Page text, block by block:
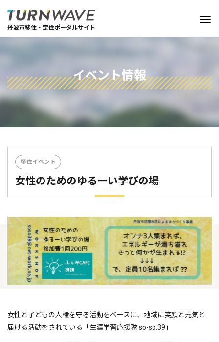
丹波市移住・定住ポータルサイト
イベント情報
移住イベント
女性のためのゆるーい学びの場
女性と子どもの人権を守る活動をベースに、地域に笑顔と元気と
届ける活動をされている「生涯学習応援隊 so-so.39」